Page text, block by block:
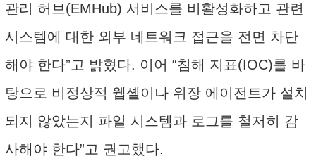
관리 허브(EMHub) 서비스를 비활성화하고 관련
시스템에 대한 외부 네트워크 접근을 전면 차단
해야 한다”고 밝혔다. 이어 “침해 지표(IOC)를 바
탕으로 비정상적 웹셸이나 위장 에이전트가 설치
되지 않았는지 파일 시스템과 로그를 철저히 감
사해야 한다”고 권고했다.